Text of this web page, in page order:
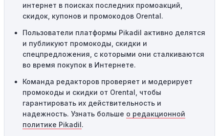
Географические ограничения:Действие некоторых
промокодов может быть ограничено определенными
местами или регионами. Если вы находитесь за
пределами указанного региона, то код не будет
применяться.
предназначены только для однократного
использования. Если код уже был использован кем-то
другим, он не будет действовать повторно.
Технические сбои:
интернет в поисках последних промоакций,
скидок, купонов и промокодов Orental.
Пользователи платформы Pikadil активно делятся
и публикуют промокоды, скидки и
спецпредложения, с которыми они сталкиваются
во время покупок в Интернете.
Команда редакторов проверяет и модерирует
промокоды и скидки от Orental, чтобы
гарантировать их действительность и
надежность. Узнать больше о редакционной
политике Pikadil.